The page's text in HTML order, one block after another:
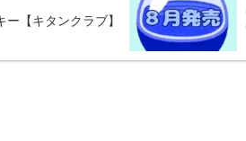
【キタンクラブ】